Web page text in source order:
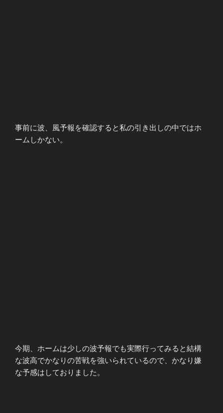
事前に波、風予報を確認すると私の引き出しの中ではホ
ームしかない。
今期、ホームは少しの波予報でも実際行ってみると結構
な波高でかなりの苦戦を強いられているので、かなり嫌
な予感はしておりました。